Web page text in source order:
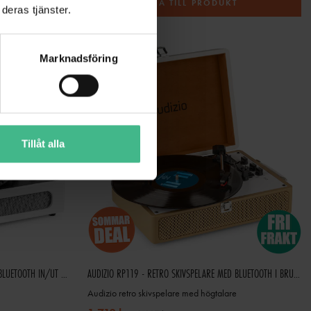
tjänster.
Marknadsföring
Tillåt alla
GÅ TILL PRODUKT
FENTON RP118F RETRO SKIVSPELARE MED BLUETOOTH IN/UT OCH USB - BEIGE AUDIZIO RP119 - RETRO SKIVSPELARE MED BLUETOOTH I BRUNT/VITT HÖLJE - SKIVSPELARE MED HÖGTALARE
Audizio retro skivspelare med högtalare